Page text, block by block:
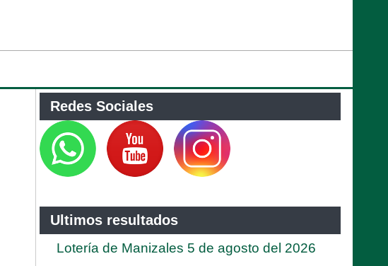
Redes Sociales
Ultimos resultados
Lotería de Manizales 5 de agosto del 2026